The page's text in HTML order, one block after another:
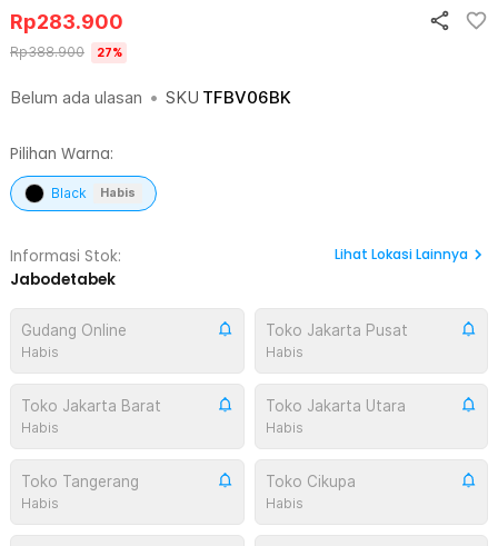
Belum ada ulasan • SKU TFBV06BK
Rp283.900
Rp388.900 27%
Pilihan Warna:
Black Habis
Informasi Stok:
Jabodetabek
Lihat Lokasi Lainnya
Gudang Online
Habis
Toko Jakarta Pusat
Habis
Toko Jakarta Barat
Habis
Toko Jakarta Utara
Habis
Toko Tangerang
Habis
Toko Cikupa
Habis